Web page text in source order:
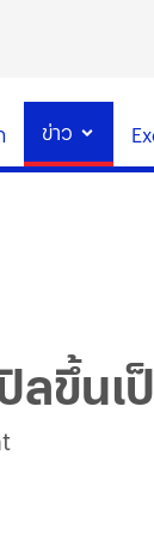
ข่าว
ลขึ้น